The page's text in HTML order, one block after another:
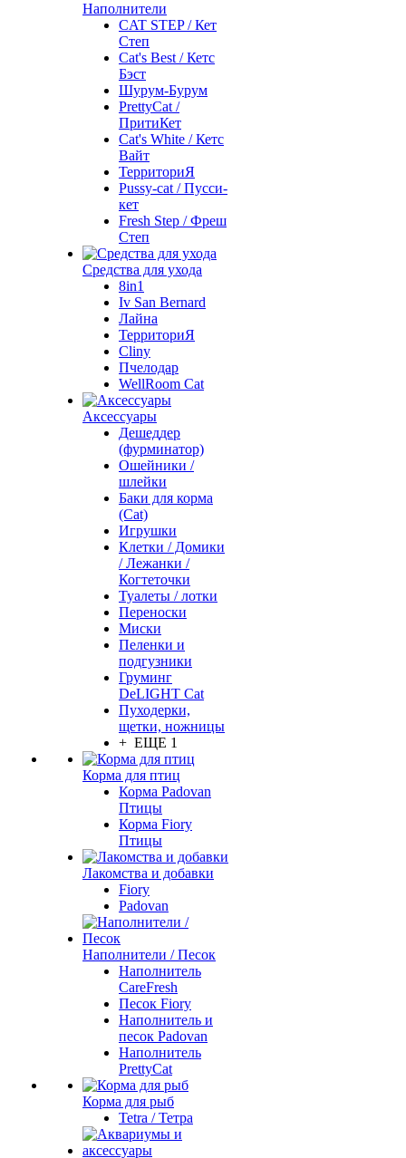
Наполнители
CAT STEP / Кет
Степ
Cat's Best / Кетс
Бэст
Шурум-Бурум
PrettyCat /
ПритиКет
Cat's White / Кетс
Вайт
ТерриториЯ
Pussy-cat / Пусси-
кет
Fresh Step / Фреш
Степ
Средства для ухода
8in1
Iv San Bernard
Лайна
ТерриториЯ
Cliny
Пчелодар
WellRoom Cat
Аксессуары
Дешеддер
(фурминатор)
Ошейники /
шлейки
Баки для корма
(Cat)
Игрушки
Клетки / Домики
/ Лежанки /
Когтеточки
Туалеты / лотки
Переноски
Миски
Пеленки и
подгузники
Груминг
DeLIGHT Cat
Пуходерки,
щетки, ножницы
+ ЕЩЕ 1
Корма для птиц
Корма Padovan
Птицы
Корма Fiory
Птицы
Лакомства и добавки
Fiory
Padovan
Наполнители / Песок
Наполнитель
CareFresh
Песок Fiory
Наполнитель и
песок Padovan
Наполнитель
PrettyCat
Корма для рыб
Tetra / Тетра